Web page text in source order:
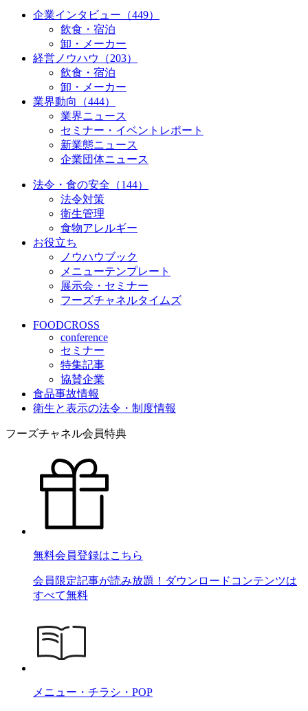
企業インタビュー（449）
飲食・宿泊
卸・メーカー
経営ノウハウ（203）
飲食・宿泊
卸・メーカー
業界動向（444）
業界ニュース
セミナー・イベントレポート
新業態ニュース
企業団体ニュース
法令・食の安全（144）
法令対策
衛生管理
食物アレルギー
お役立ち
ノウハウブック
メニューテンプレート
展示会・セミナー
フーズチャネルタイムズ
FOODCROSS
conference
セミナー
特集記事
協賛企業
食品事故情報
衛生と表示の法令・制度情報
フーズチャネル会員特典
無料会員登録はこちら
会員限定記事が読み放題！ダウンロードコンテンツは
すべて無料
メニュー・チラシ・POP